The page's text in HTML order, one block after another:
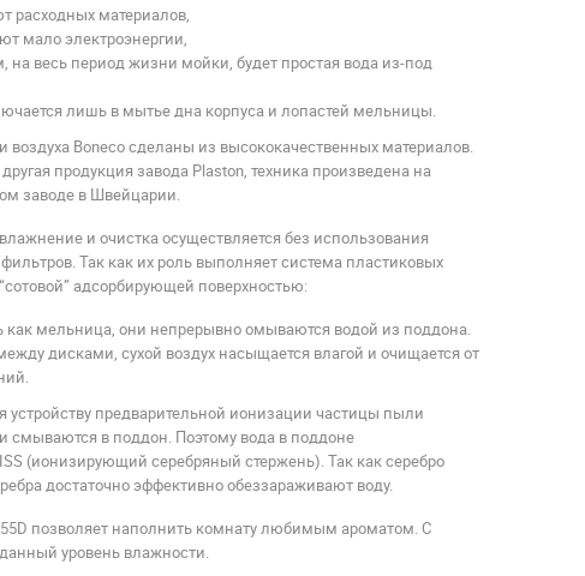
расходных материалов,
мало электроэнергии,
на весь период жизни мойки, будет простая вода из-под
лишь в мытье дна корпуса и лопастей мельницы.
воздуха Boneco сделаны из высококачественных материалов.
продукция завода Plaston, техника произведена на
заводе в Швейцарии.
и очистка осуществляется без использования
Так как их роль выполняет система пластиковых
адсорбирующей поверхностью:
как мельница, они непрерывно омываются водой из поддона.
дисками, сухой воздух насыщается влагой и очищается от
устройству предварительной ионизации частицы пыли
смываются в поддон. Поэтому вода в поддоне
(ионизирующий серебряный стержень). Так как серебро
достаточно эффективно обеззараживают воду.
позволяет наполнить комнату любимым ароматом. С
уровень влажности.